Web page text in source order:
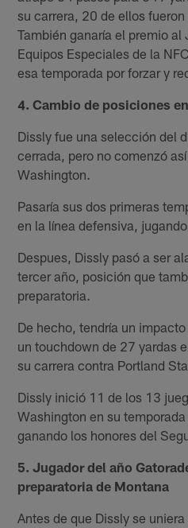
su carrera, 20 de ellos
También ganaría el premio
Equipos Especiales de la
esa temporada por forzar y
4. Cambio de posiciones
Dissly fue una selección del
cerrada, pero no comenzó
Washington.
Pasaría sus dos primeras
en la línea defensiva,
Despues, Dissly pasó a ser
tercer año, posición que
preparatoria.
De hecho, tendría un
un touchdown de 27 yardas
su carrera contra Portland
Dissly inició 11 de los 13
Washington en su
ganando los honores del
5. Jugador del año
preparatoria de Montana
Antes de que Dissly se